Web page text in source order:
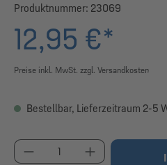
Produktnummer: 23069
12,95 €*
Preise inkl. MwSt. zzgl. Versandkosten
Bestellbar, Lieferzeitraum 2-5
Produkt Anzahl: Gib den